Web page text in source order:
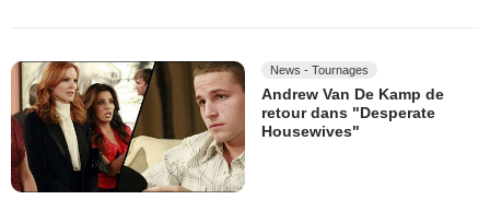
News - Tournages
Andrew Van De Kamp de
retour dans "Desperate
Housewives"